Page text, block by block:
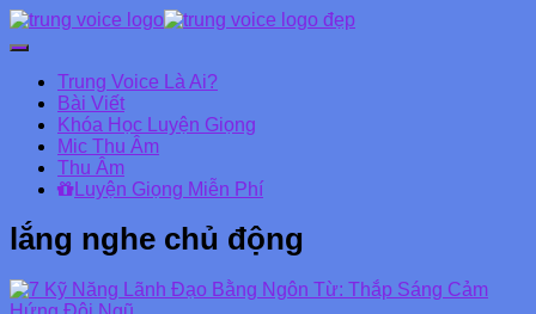
Chuyển
Danh
mục
chính
Trung Voice Là Ai?
Bài Viết
Khóa Học Luyện Giọng
Mic Thu Âm
Thu Âm
Luyện Giọng Miễn Phí
lắng nghe chủ động